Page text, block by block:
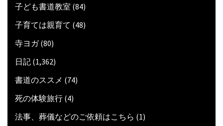
子ども書道教室 (84)
子育ては親育て (48)
寺ヨガ(80)
日記 (1,362)
書道のススメ (74)
死の体験旅行 (4)
法事、葬儀などのご依頼はこちら (1)